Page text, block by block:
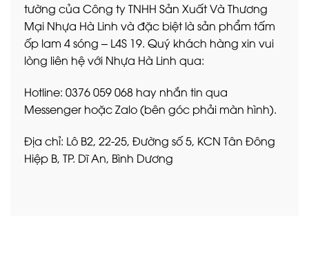
tường của Công ty TNHH Sản Xuất Và Thương
Mại Nhựa Hà Linh và đặc biệt là sản phẩm tấm
ốp lam 4 sóng – L4S 19. Quý khách hàng xin vui
lòng liên hệ với Nhựa Hà Linh qua:
Hotline: 0376 059 068 hay nhắn tin qua
Messenger hoặc Zalo (bên góc phải màn hình).
Địa chỉ: Lô B2, 22-25, Đường số 5, KCN Tân Đông
Hiệp B, TP. Dĩ An, Bình Dương